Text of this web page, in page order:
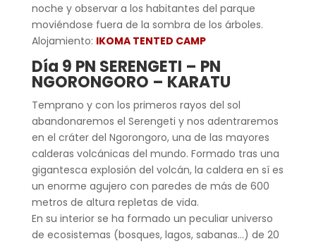
noche y observar a los habitantes del parque
moviéndose fuera de la sombra de los árboles.
Alojamiento: IKOMA TENTED CAMP
Día 9 PN SERENGETI – PN
NGORONGORO – KARATU
Temprano y con los primeros rayos del sol
abandonaremos el Serengeti y nos adentraremos
en el cráter del Ngorongoro, una de las mayores
calderas volcánicas del mundo. Formado tras una
gigantesca explosión del volcán, la caldera en sí es
un enorme agujero con paredes de más de 600
metros de altura repletas de vida.
En su interior se ha formado un peculiar universo
de ecosistemas (bosques, lagos, sabanas…) de 20